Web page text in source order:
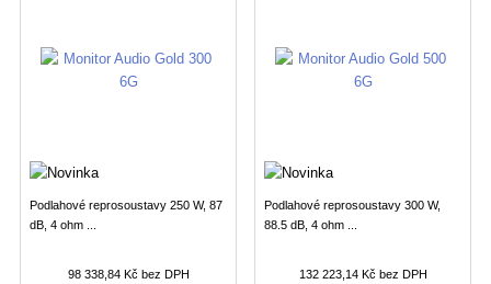
Podlahové reprosoustavy 250 W, 87
dB, 4 ohm ...
98 338,84 Kč bez DPH
Podlahové reprosoustavy 300 W,
88.5 dB, 4 ohm ...
132 223,14 Kč bez DPH